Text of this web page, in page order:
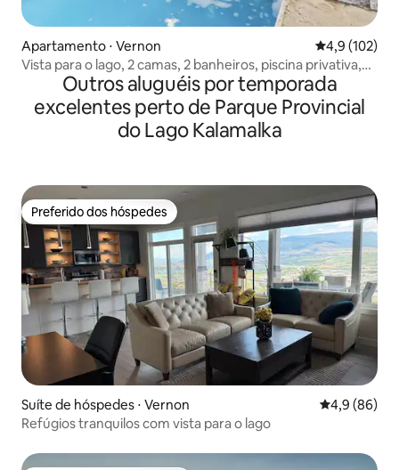
Apartamento ⋅ Vernon 4,9 de uma
4,9 (102)
Vista para o lago, 2 camas, 2 banheiros, piscina privativa,
banheira de hidromassagem
Outros aluguéis por temporada
excelentes perto de Parque Provincial
do Lago Kalamalka
Preferido dos hóspedes
Preferido dos hóspedes
Suíte de hóspedes ⋅ Vernon 4,9 de uma
4,9 (86)
Refúgios tranquilos com vista para o lago